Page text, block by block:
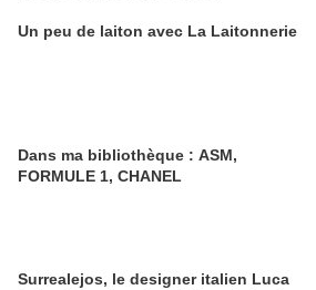
Un peu de laiton avec La Laitonnerie
Dans ma bibliothèque : ASM,
FORMULE 1, CHANEL
Surrealejos, le designer italien Luca